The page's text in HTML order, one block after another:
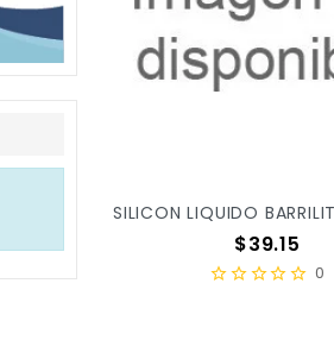
Precio
$39.15
0